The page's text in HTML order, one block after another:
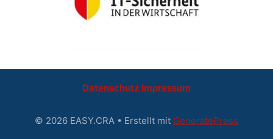
Datenschutz Impressum
© 2026 EASY.CRA • Erstellt mit GeneratePress